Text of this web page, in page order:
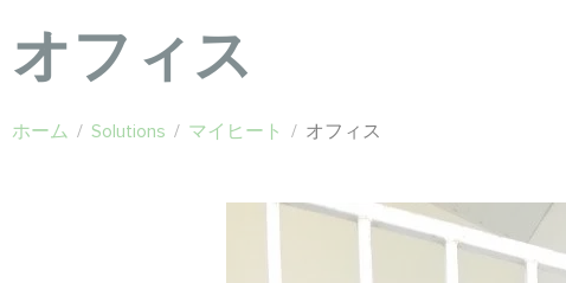
オフィス
ホーム / Solutions / マイヒート / オフィス